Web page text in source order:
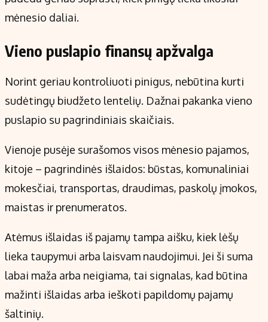
mėnesio daliai.
Vieno puslapio finansų apžvalga
Norint geriau kontroliuoti pinigus, nebūtina kurti
sudėtingų biudžeto lentelių. Dažnai pakanka vieno
puslapio su pagrindiniais skaičiais.
Vienoje pusėje surašomos visos mėnesio pajamos,
kitoje – pagrindinės išlaidos: būstas, komunaliniai
mokesčiai, transportas, draudimas, paskolų įmokos,
maistas ir prenumeratos.
Atėmus išlaidas iš pajamų tampa aišku, kiek lėšų
lieka taupymui arba laisvam naudojimui. Jei ši suma
labai maža arba neigiama, tai signalas, kad būtina
mažinti išlaidas arba ieškoti papildomų pajamų
šaltinių.